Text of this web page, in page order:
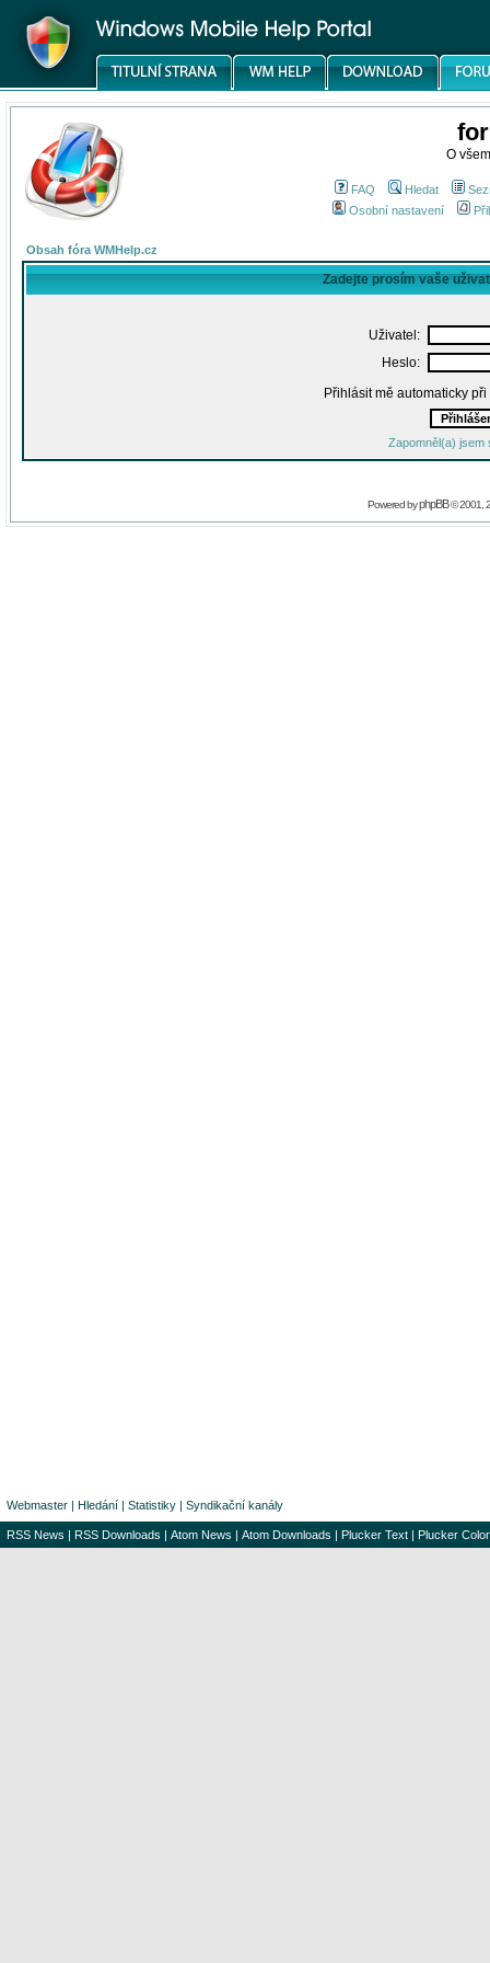
O
FAQ Hledat
Osobní nastavení
Obsah fóra WMHelp.cz
Zadejte prosím vaše
Uživatel:
Heslo:
Přihlásit mě automaticky
Zapomněl(a) jsem
Powered byphpBB© 2001,
Webmaster | Hledání | Statistiky | Syndikační kanály
RSS News | RSS Downloads | Atom News | Atom Downloads | Plucker Text | Plucker Color